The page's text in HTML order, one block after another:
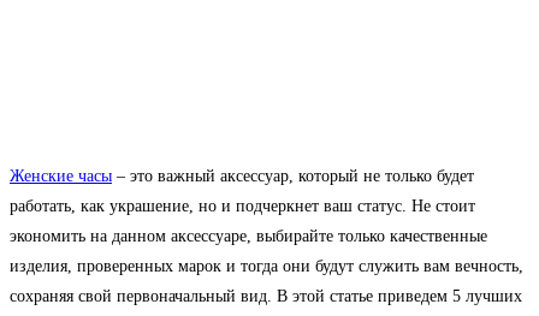
Женские часы – это важный аксессуар, который не только будет
работать, как украшение, но и подчеркнет ваш статус. Не стоит
экономить на данном аксессуаре, выбирайте только качественные
изделия, проверенных марок и тогда они будут служить вам вечность,
сохраняя свой первоначальный вид. В этой статье приведем 5 лучших